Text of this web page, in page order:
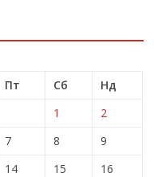
Пт Сб
Нд
1
2
7 8
9
14 15
16